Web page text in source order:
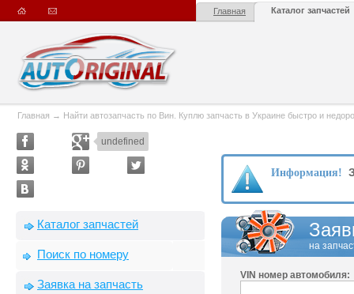
Главная Каталог запчастей
Главная → Найти автозапчасть по Вин. Куплю запчасть в Украине быстро и
undefined
Каталог запчастей
Поиск по номеру
Заявка на запчасть
Информация!
на
VIN номер автомобиля: